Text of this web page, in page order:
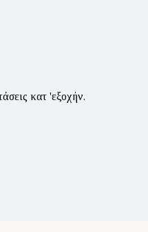
κατ 'εξοχήν.